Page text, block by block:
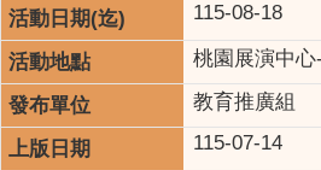
115-08-18
桃園展演中
教育推廣組
115-07-14